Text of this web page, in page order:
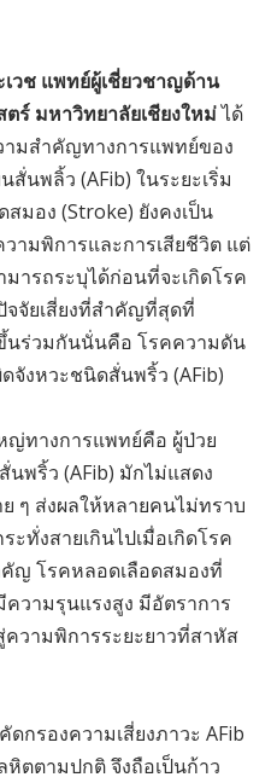
วช แพทย์ผู้เชี่ยวชาญด้าน
ร์ มหาวิทยาลัยเชียงใหม่ได้
ามสำคัญทางการแพทย์ของ
นพลิ้ว (AFib) ในระยะเริ่ม
มอง (Stroke) ยังคงเป็น
ามพิการและการเสียชีวิต แต่
ารถระบุได้ก่อนที่จะเกิดโรค
จจัยเสี่ยงที่สำคัญที่สุดที่
นร่วมกันนั่นคือ โรคความดัน
จังหวะชนิดสั่นพริ้ว (AFib)
ทางการแพทย์คือ ผู้ป่วย
นพริ้ว (AFib) มักไม่แสดง
ๆ ส่งผลให้หลายคนไม่ทราบ
ะทั่งสายเกินไปเมื่อเกิดโรค
ญ โรคหลอดเลือดสมองที่
ความรุนแรงสูง มีอัตราการ
วามพิการระยะยาวที่สาหัส
กรองความเสี่ยงภาวะ AFib
ตตามปกติ จึงถือเป็นก้าว